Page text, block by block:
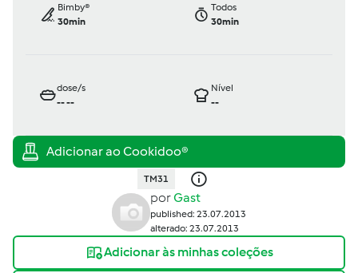
Bimby®
30min
Todos
30min
dose/s
----
Nível
--
TM31
porGast
published: 23.07.2013
alterado: 23.07.2013
Adicionar às minhas coleções